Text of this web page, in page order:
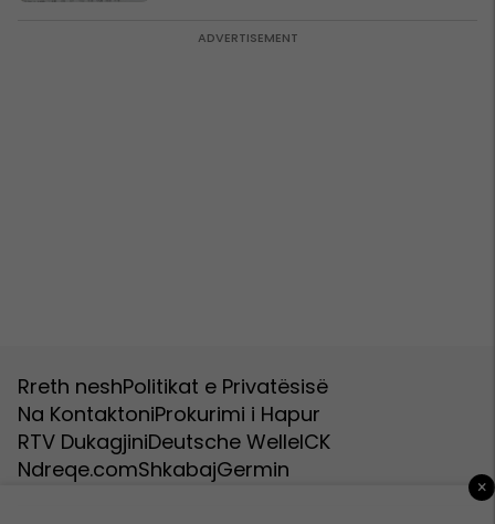
Rreth neshPolitikat e Privatësisë
Na KontaktoniProkurimi i Hapur
RTV DukagjiniDeutsche WelleICK
Ndreqe.comShkabajGermin
×